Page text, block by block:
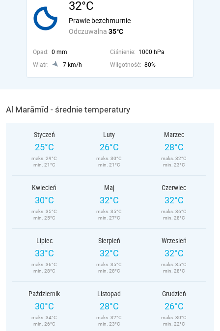
32°C
Odczuwalna 35°C
Prawie bezchmurnie
Opad: 0 mm Ciśnienie: 1000 hPa
Wiatr:
7 km/h Wilgotność: 80%
Al Marāmīd - średnie temperatury
Styczeń
25°C
maks. 29°C
min. 21°C
Luty
26°C
maks. 30°C
min. 21°C
Marzec
28°C
maks. 32°C
min. 23°C
Kwiecień
30°C
maks. 35°C
min. 25°C
Maj
32°C
maks. 35°C
min. 27°C
Czerwiec
32°C
maks. 36°C
min. 28°C
Lipiec
33°C
maks. 36°C
min. 28°C
Sierpień
32°C
maks. 35°C
min. 28°C
Wrzesień
32°C
maks. 35°C
min. 28°C
Październik
30°C
maks. 34°C
min. 26°C
Listopad
28°C
maks. 32°C
min. 23°C
Grudzień
26°C
maks. 30°C
min. 22°C